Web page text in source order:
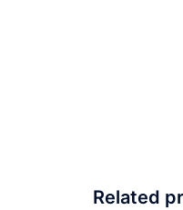
Related